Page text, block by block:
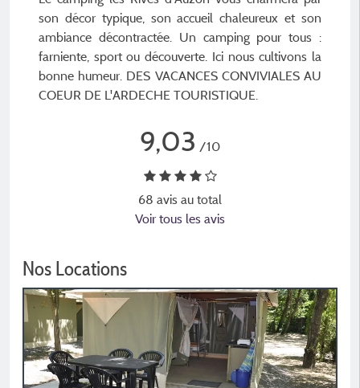
son décor typique, son accueil chaleureux et son
ambiance décontractée. Un camping pour tous :
farniente, sport ou découverte. Ici nous cultivons la
bonne humeur. DES VACANCES CONVIVIALES AU
COEUR DE L'ARDECHE TOURISTIQUE.
9,03 /10
68 avis au total
Voir tous les avis
Nos Locations